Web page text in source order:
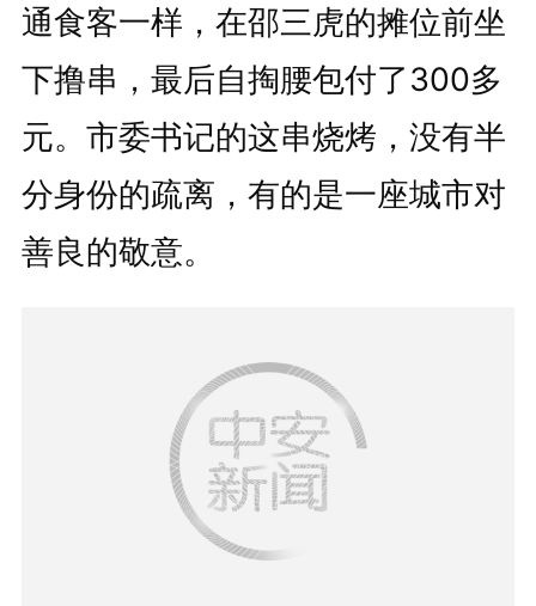
通食客一样，在邵三虎的摊位前坐
下撸串，最后自掏腰包付了300多
元。市委书记的这串烧烤，没有半
分身份的疏离，有的是一座城市对
善良的敬意。